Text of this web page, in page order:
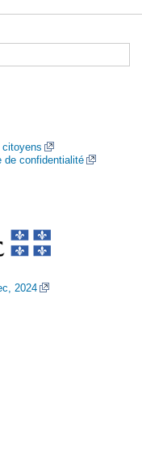
citoyens
de confidentialité
2024